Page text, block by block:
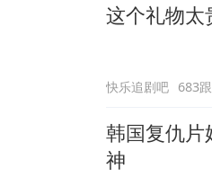
这个礼物太
快乐追剧吧 683
韩国复仇片
神